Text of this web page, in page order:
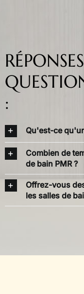
:
Qu'est-ce
Combien de
de bain PMR ?
Offrez-vous
les salles de